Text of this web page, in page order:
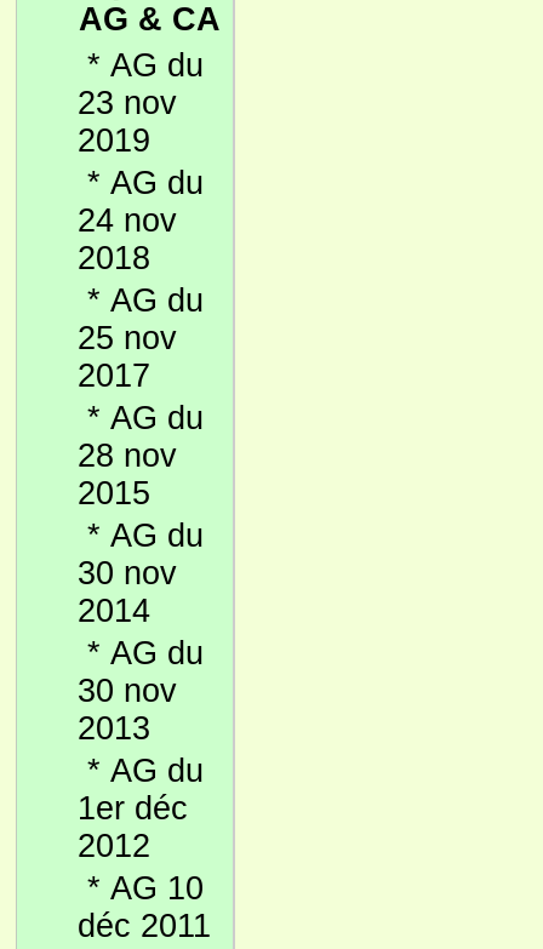
AG & CA
* AG du
23 nov
2019
* AG du
24 nov
2018
* AG du
25 nov
2017
* AG du
28 nov
2015
* AG du
30 nov
2014
* AG du
30 nov
2013
* AG du
1er déc
2012
* AG 10
déc 2011